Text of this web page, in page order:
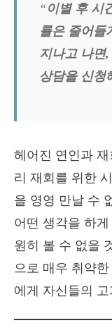
“ 이별 후 시
률은 줄어들
지나고 나면
상담을 신청
헤어진 연인과
리 재회를 위한
을 영영 만날 수
어떤 생각을 하
원히 볼 수 없을
으로 매우 취약
에게 자신들의